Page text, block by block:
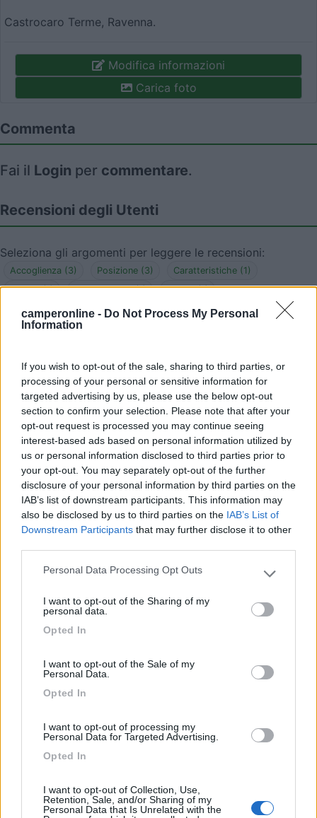
camperonline - Do Not Process My Personal
Information
If you wish to opt-out of the sale, sharing to third parties, or
processing of your personal or sensitive information for
targeted advertising by us, please use the below opt-out
section to confirm your selection. Please note that after your
opt-out request is processed you may continue seeing
interest-based ads based on personal information utilized by
us or personal information disclosed to third parties prior to
your opt-out. You may separately opt-out of the further
disclosure of your personal information by third parties on the
IAB’s list of downstream participants. This information may
also be disclosed by us to third parties on the IAB’s List of
Downstream Participants that may further disclose it to other
Please note that this website/app uses one or more Google
not limited to your visit or usage behaviour. You may click to
use your data for below specified purposes in below Google
Personal Data Processing Opt Outs
I want to opt-out of the Sharing of my
personal data.
Opted In
I want to opt-out of the Sale of my
Personal Data.
Opted In
I want to opt-out of processing my
Personal Data for Targeted Advertising.
Opted In
I want to opt-out of Collection, Use,
Retention, Sale, and/or Sharing of my
Personal Data that Is Unrelated with the
Castrocaro Terme, Ravenna.
Modifica informazioni
Carica foto
Commenta
Fai il Login per commentare.
Recensioni degli Utenti
Seleziona gli argomenti per leggere le recensioni:
Accoglienza (3) Posizione (3)
Caratteristiche (1)
Prezzo (1)
Punto vendita (1) Servizi (1)
Mostra tutto
Posto bellissimo, immerso nel verde e nelle vigne.
Il gestore sig. Guido è davvero gentile. Si pernotta
gratis se si acquista alla cantina. No elettricità e
servizi. Davvero tranquillo.
Accoglienza Caratteristiche Posizione
Prezzo
Punto vendita
Servizi
Ubicazione in piena campagna. Titolari cordiali
Accoglienza Posizione
Aussie2013